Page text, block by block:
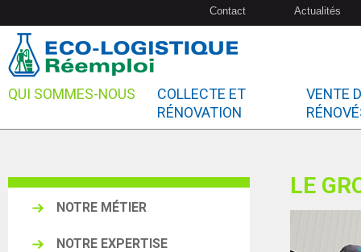
LE
Contact Actualités
QUI SOMMES-NOUS
COLLECTE ET
RÉNOVATION
VENTE
NOTRE MÉTIER
NOTRE EXPERTISE